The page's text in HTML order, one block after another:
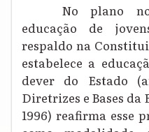
No plano
educação de
respaldo na
estabelece a
dever do Estado
Diretrizes e Bases da
1996) reafirma esse